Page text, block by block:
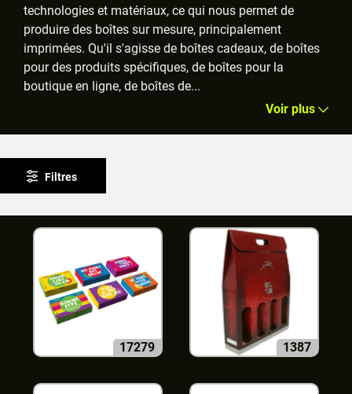
technologies et matériaux, ce qui nous permet de
produire des boîtes sur mesure, principalement
imprimées. Qu'il s'agisse de boîtes cadeaux, de boîtes
pour des produits spécifiques, de boîtes pour la
boutique en ligne, de boîtes de...
Voir plus
Filtres
17279 1387